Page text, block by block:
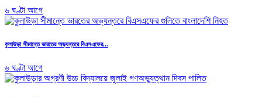
৬ ঘণ্টা আগে
কুলাউড়া সীমান্তে ভারতের অভ্যন্তরে বিএসএফের...
৬ ঘণ্টা আগে